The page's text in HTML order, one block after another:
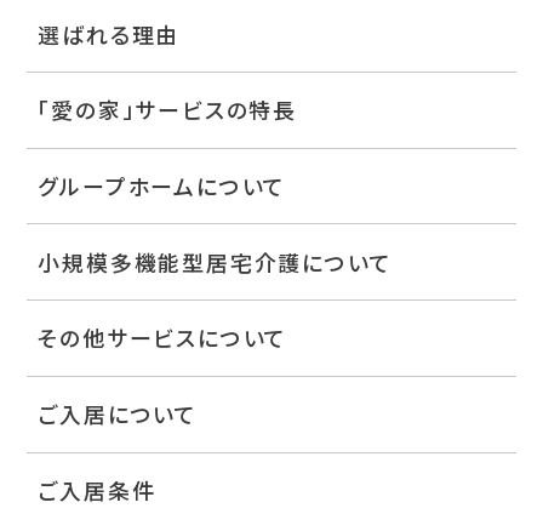
選ばれる理由
「愛の家」サービスの特長
グループホームについて
小規模多機能型居宅介護について
その他サービスについて
ご入居について
ご入居条件